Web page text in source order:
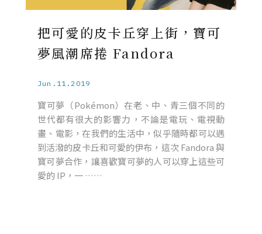
把可愛的皮卡丘穿上街，寶可
夢風潮席捲 Fandora
Jun.11.2019
寶可夢（Pokémon）在老、中、青三個不同的
世代都有很大的影響力，不論是電玩、電視動
畫、電影，在我們的生活中，似乎隨時都可以遇
到活潑的皮卡丘和可愛的伊布，這次 Fandora 與
寶可夢合作，讓喜歡寶可夢的人可以穿上這些可
愛的 IP，一 ……